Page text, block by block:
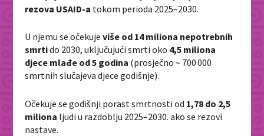
rezova USAID‑a tokom perioda 2025–2030.
U njemu se očekujeviše od 14 miliona nepotrebnih
smrtido 2030, uključujući smrti oko 4,5 miliona
djece mlađe od 5 godina (prosječno ~ 700 000
smrtnih slučajeva djece godišnje).
Očekuje se godišnji porast smrtnosti od 1,78 do 2,5
miliona ljudi u razdoblju 2025–2030. ako se rezovi
nastave.